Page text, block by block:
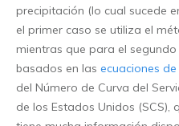
precipitación (lo cual sucede
el primer caso se utiliza el
mientras que para el
basados en las ecuaciones
del Número de Curva del
de los Estados Unidos